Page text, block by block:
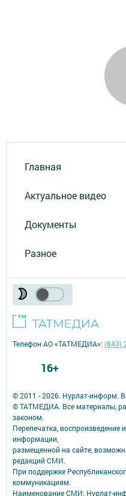
Главная
Актуальное видео
Документы
Разное
© 2011 - 2026. Нурлат-⁠информ.
© ТАТМЕДИА. Все материалы,
законом.
Перепечатка,
информации,
размещенной на сайте,
редакций СМИ.
При поддержке
коммуникациям.
Наименование СМИ: Нурлат-⁠
Телефон АО «ТАТМЕДИА»:(843)
16+